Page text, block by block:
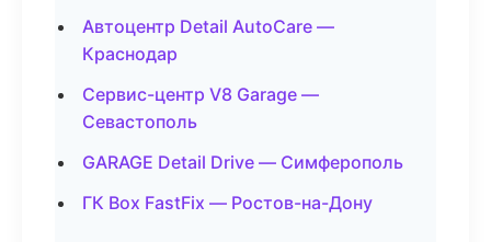
Автоцентр Detail AutoCare —
Краснодар
Сервис-центр V8 Garage —
Севастополь
GARAGE Detail Drive — Симферополь
ГК Box FastFix — Ростов-на-Дону